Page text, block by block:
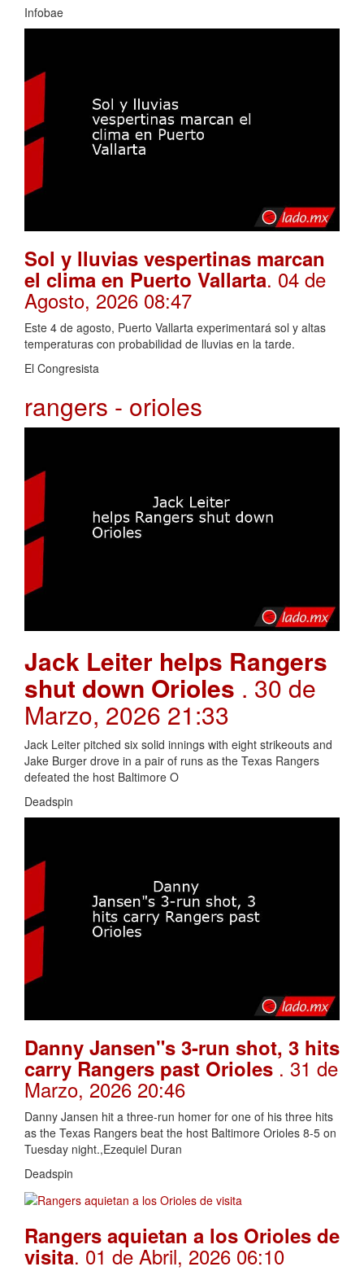
Infobae
Sol y lluvias vespertinas marcan
el clima en Puerto Vallarta. 04 de
Agosto, 2026 08:47
Este 4 de agosto, Puerto Vallarta experimentará sol y altas
temperaturas con probabilidad de lluvias en la tarde.
El Congresista
rangers - orioles
Jack Leiter helps Rangers
shut down Orioles . 30 de
Marzo, 2026 21:33
Jack Leiter pitched six solid innings with eight strikeouts and
Jake Burger drove in a pair of runs as the Texas Rangers
defeated the host Baltimore O
Deadspin
Danny Jansen"s 3-run shot, 3 hits
carry Rangers past Orioles . 31 de
Marzo, 2026 20:46
Danny Jansen hit a three-run homer for one of his three hits
as the Texas Rangers beat the host Baltimore Orioles 8-5 on
Tuesday night.,Ezequiel Duran
Deadspin
Rangers aquietan a los Orioles de
visita. 01 de Abril, 2026 06:10